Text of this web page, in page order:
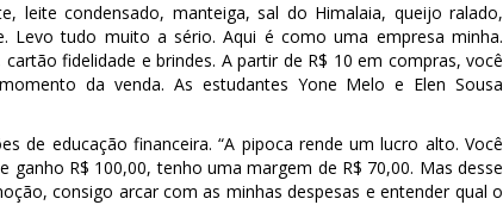
leite condensado, manteiga, sal do Himalaia, queijo ralado,
Levo tudo muito a sério. Aqui é como uma empresa minha.
fidelidade e brindes. A partir de R$ 10 em compras, você
da venda. As estudantes Yone Melo e Elen Sousa
de educação financeira. “A pipoca rende um lucro alto. Você
R$ 100,00, tenho uma margem de R$ 70,00. Mas desse
consigo arcar com as minhas despesas e entender qual o